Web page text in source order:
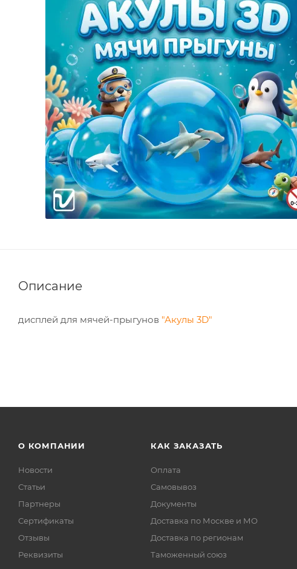
Описание
дисплей для мячей-прыгунов "Акулы 3D"
О КОМПАНИИ
Новости
Статьи
Партнеры
Сертификаты
Отзывы
Реквизиты
КАК ЗАКАЗАТЬ
Оплата
Самовывоз
Документы
Доставка по Москве и МО
Доставка по регионам
Таможенный союз